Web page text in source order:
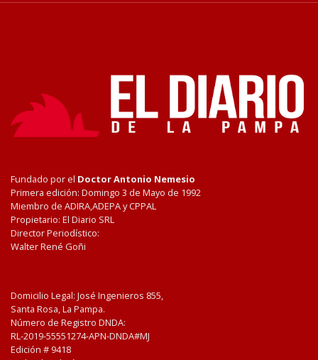
Fundado por el Doctor Antonio Nemesio
Primera edición: Domingo 3 de Mayo de 1992
Miembro de ADIRA,ADEPA y CPPAL
Propietario: El Diario SRL
Director Periodístico:
Walter René Goñi
Domicilio Legal: José Ingenieros 855,
Santa Rosa, La Pampa.
Número de Registro DNDA:
RL-2019-55551274-APN-DNDA#MJ
Edición # 9418